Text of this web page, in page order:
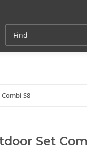
Cast-Iron
S8
Set